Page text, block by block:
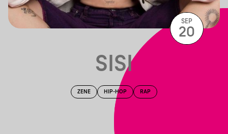
SISI
ZENE HIP-HOP RAP
SEP
20